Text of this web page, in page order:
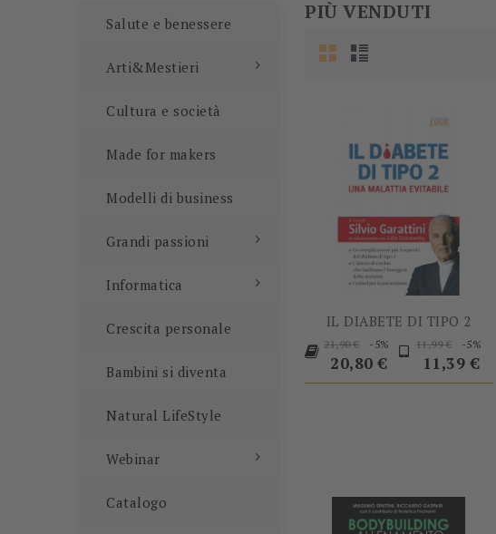
Salute e benessere
Arti&Mestieri
Cultura e società
Made for makers
Modelli di business
Grandi passioni
Informatica
Crescita personale
Bambini si diventa
Natural LifeStyle
Webinar
Catalogo
PIÙ VENDUTI
IL DIABETE DI TIPO 2
Prezzo
base
21,90 € -5%
Prezzo
20,80 €
Prezzo
base
11,99 € -5%
11,39 €